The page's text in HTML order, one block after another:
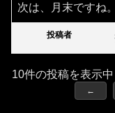
次は、月末ですね。
投稿者
10件の投稿を表示
←